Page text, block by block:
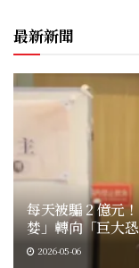
最新新聞
每天被騙 2 億元
婪」轉向「巨大
2026-05-06